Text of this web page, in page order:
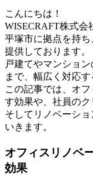
こんにちは！
WISECRAFT株式会
平塚市に拠点を持
提供しております。
戸建てやマンショ
まで、幅広く対応す
この記事では、オ
す効果や、社員のク
そしてリノベーシ
いきます。
オフィスリノベ
効果